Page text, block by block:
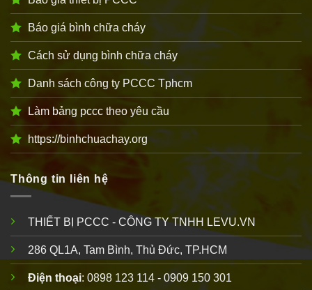
Báo giá bình chữa cháy
Cách sử dụng bình chữa cháy
Danh sách công ty PCCC Tphcm
Làm bảng pccc theo yêu cầu
https://binhchuachay.org
Thông tin liên hệ
THIẾT BỊ PCCC - CÔNG TY TNHH LEVU.VN
286 QL1A, Tam Bình, Thủ Đức, TP.HCM
Điện thoại: 0898 123 114 - 0909 150 301